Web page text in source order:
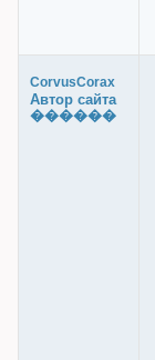
CorvusCorax
Автор сайта
������